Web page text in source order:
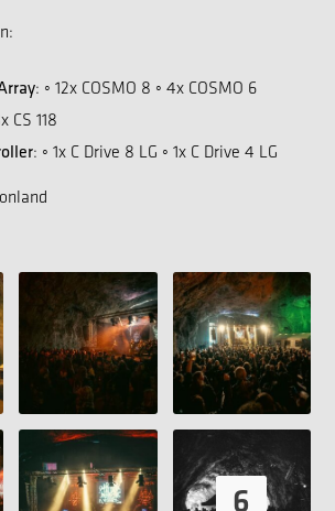
: ◦ 12x COSMO 8 ◦ 4x COSMO 6
CS 118
: ◦ 1x C Drive 8 LG ◦ 1x C Drive 4 LG